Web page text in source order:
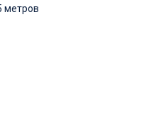
метров